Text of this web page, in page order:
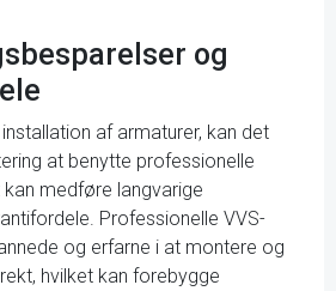
og
af armaturer, kan det
at benytte professionelle
medføre langvarige
Professionelle VVS-
og erfarne i at montere og
hvilket kan forebygge